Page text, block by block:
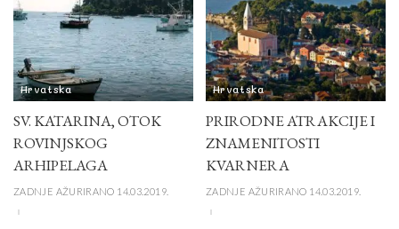
Hrvatska
SV. KATARINA, OTOK
ROVINJSKOG
ARHIPELAGA
ZADNJE AŽURIRANO 14.03.2019.
Hrvatska
PRIRODNE ATRAKCIJE I
ZNAMENITOSTI
KVARNERA
ZADNJE AŽURIRANO 14.03.2019.